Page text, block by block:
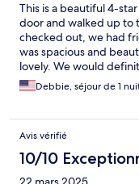
This is a beautiful 4-
door and walked up to
checked out, we had
was spacious and
lovely. We would
Debbie, séjour de 1
Avis vérifié
10/10